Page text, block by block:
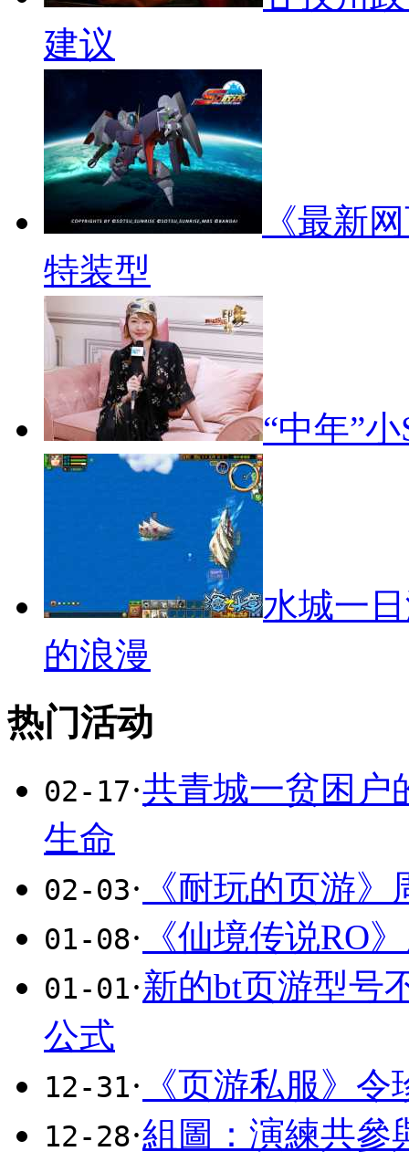
建议
《最新
特装型
“中年”
水城一
的浪漫
热门活动
02-17·共青城一贫困户
生命
02-03· 《耐玩的页游
01-08· 《仙境传说RO
01-01·新的bt页游型号
公式
12-31· 《页游私服》
12-28·組圖：演練共參